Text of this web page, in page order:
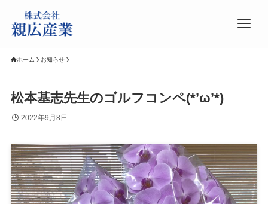
ホーム お知らせ
松本基志先生のゴルフコンペ(*’ω’*)
2022年9月8日